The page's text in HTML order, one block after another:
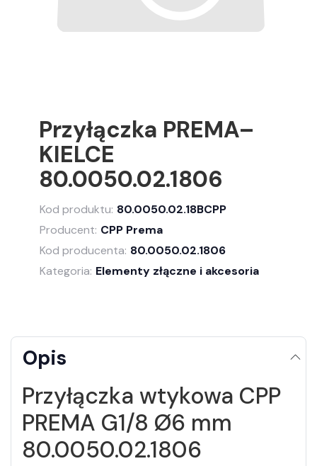
Przyłączka PREMA–
KIELCE
80.0050.02.1806
Kod produktu: 80.0050.02.18BCPP
Producent: CPP Prema
Kod producenta: 80.0050.02.1806
Kategoria: Elementy złączne i akcesoria
Opis
Przyłączka wtykowa CPP
PREMA G1/8 Ø6 mm
80.0050.02.1806